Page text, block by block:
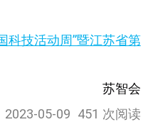
科技活动周”暨江苏省第
苏智会
2023-05-09 451 次阅读